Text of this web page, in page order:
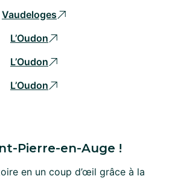
Vaudeloges
L’Oudon
L’Oudon
L’Oudon
Pierre-en-Auge !
en un coup d’œil grâce à la